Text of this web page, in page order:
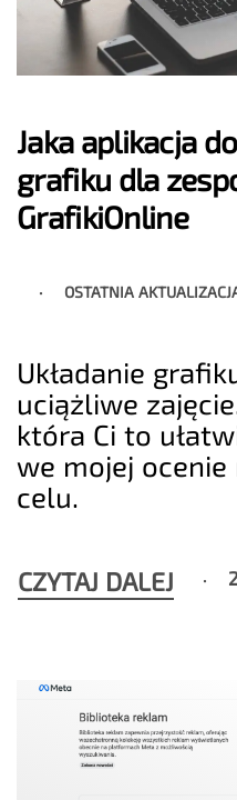
Jaka aplikacja
grafiku dla
GrafikiOnline
OSTATNIA
Układanie
uciążliwe
która Ci to
we mojej
celu.
CZYTAJ DALEJ